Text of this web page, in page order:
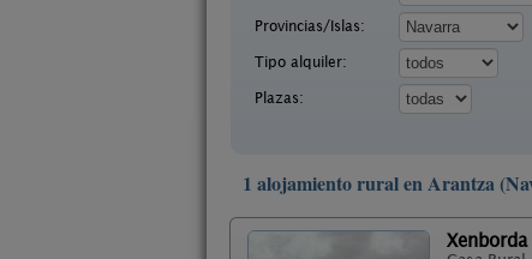
Provincias/Islas:
Tipo alquiler:
Plazas:
1 alojamiento rural en Arantza
Xenborda